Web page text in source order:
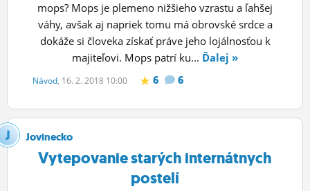
mops? Mops je plemeno nižšieho vzrastu a ľahšej
váhy, avšak aj napriek tomu má obrovské srdce a
dokáže si človeka získať práve jeho lojálnosťou k
majiteľovi. Mops patrí ku... Ďalej »
Návod, 16. 2. 2018 10:00 6 6
Jovinecko
Vytepovanie starých internátnych
postelí